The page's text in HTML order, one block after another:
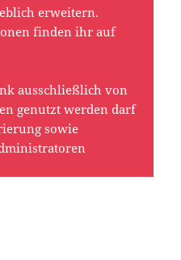
erweitern.
finden ihr auf
ausschließlich von
genutzt werden darf
sowie